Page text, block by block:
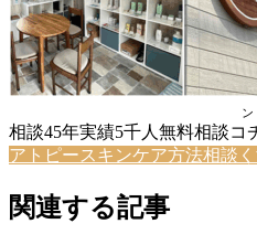
ン
相談45年実績5千人無料相談コ
アトピースキンケア方法相談
関連する記事